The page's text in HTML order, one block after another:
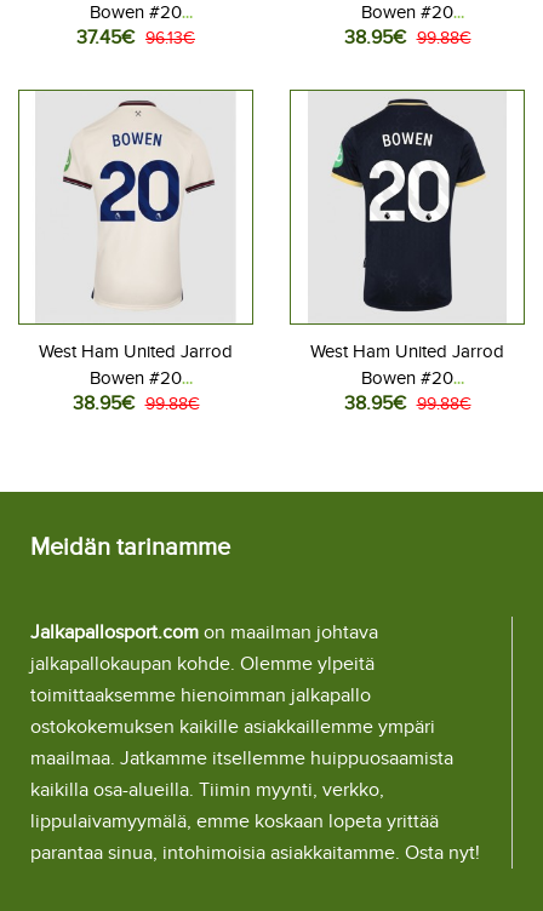
Bowen #20
Jalkapallovaatteet Lasten
Lyhythihainen (+ Lyhyet
housut)
37.45€ 96.13€
Bowen #20
Jalkapallovaatteet Kotipaita
38.95€ 99.88€
West Ham United Jarrod
Bowen #20
Jalkapallovaatteet Vieraspaita
38.95€ 99.88€
West Ham United Jarrod
Bowen #20
Jalkapallovaatteet
38.95€ 99.88€
Meidän tarinamme
Jalkapallosport.com on maailman johtava
jalkapallokaupan kohde. Olemme ylpeitä
toimittaaksemme hienoimman jalkapallo
ostokokemuksen kaikille asiakkaillemme ympäri
maailmaa. Jatkamme itsellemme huippuosaamista
kaikilla osa-alueilla. Tiimin myynti, verkko,
lippulaivamyymälä, emme koskaan lopeta yrittää
parantaa sinua, intohimoisia asiakkaitamme. Osta nyt!